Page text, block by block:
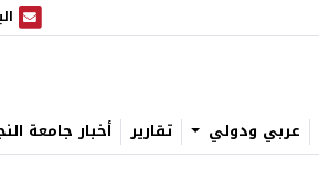
البث
عربي ودولي تقارير أخبار جامعة